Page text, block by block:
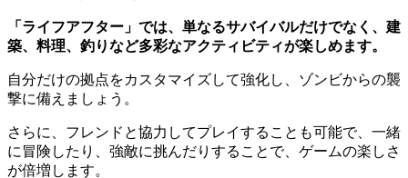
「ライフアフター」では、単なるサバイバルだけでなく、建
築、料理、釣りなど多彩なアクティビティが楽しめます。
自分だけの拠点をカスタマイズして強化し、ゾンビからの襲
撃に備えましょう。
さらに、フレンドと協力してプレイすることも可能で、一緒
に冒険したり、強敵に挑んだりすることで、ゲームの楽しさ
が倍増します。